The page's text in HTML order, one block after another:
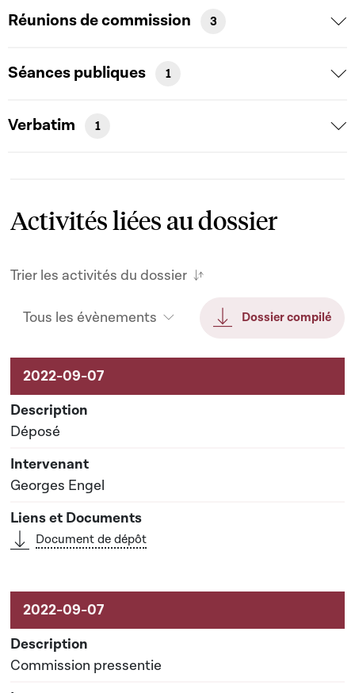
Réunions de commission 3
Séances publiques 1
Verbatim 1
Activités liées au dossier
Trier les activités du dossier
Tous les évènements Dossier compilé
Activités liées au dossier
Déposé
Georges Engel
Document de dépôt
Commission pressentie